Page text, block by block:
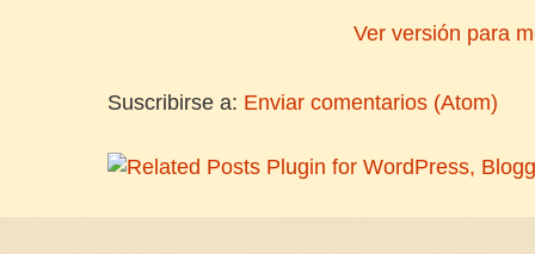
Ver versión para
Suscribirse a: Enviar comentarios (Atom)